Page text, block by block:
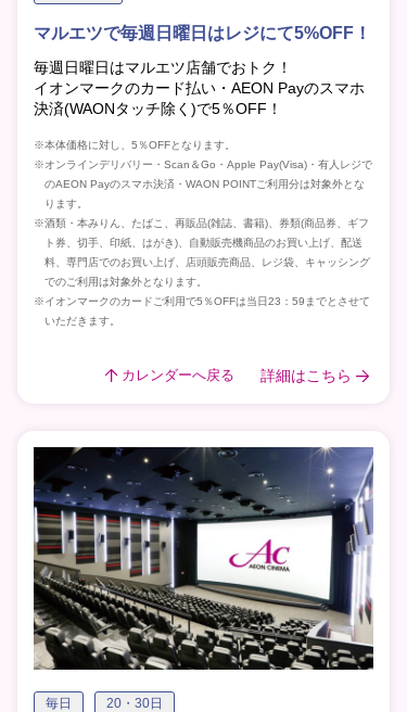
マルエツで毎週日曜日はレジにて5%OFF！
毎週日曜日はマルエツ店舗でおトク！
イオンマークのカード払い・AEON Payのスマホ
決済(WAONタッチ除く)で5％OFF！
※本体価格に対し、5％OFFとなります。
※オンラインデリバリー・Scan＆Go・Apple Pay(Visa)・有人レジで
のAEON Payのスマホ決済・WAON POINTご利用分は対象外とな
ります。
※酒類・本みりん、たばこ、再販品(雑誌、書籍)、券類(商品券、ギフ
ト券、切手、印紙、はがき)、自動販売機商品のお買い上げ、配送
料、専門店でのお買い上げ、店頭販売商品、レジ袋、キャッシング
でのご利用は対象外となります。
※イオンマークのカードご利用で5％OFFは当日23：59までとさせて
いただきます。
カレンダーへ戻る 詳細はこちら
毎日 20・30日